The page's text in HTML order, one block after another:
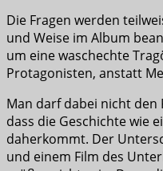
Die Fragen werden
und Weise im Album
um eine waschechte
Protagonisten, anstatt
Man darf dabei nicht den
dass die Geschichte wie
daherkommt. Der
und einem Film des